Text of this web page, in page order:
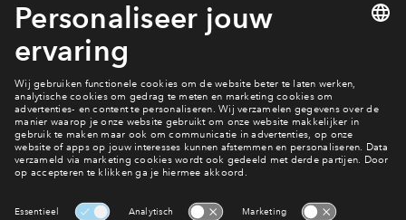
een natuurinclusieve tuin. Want hoe groot of klein je tuin ook
is, zelfs de kleinste aanpassingen dragen bij aan een gezonde
en fijne leefomgeving.
Heb jij een vraag?
Neem contact met ons op!